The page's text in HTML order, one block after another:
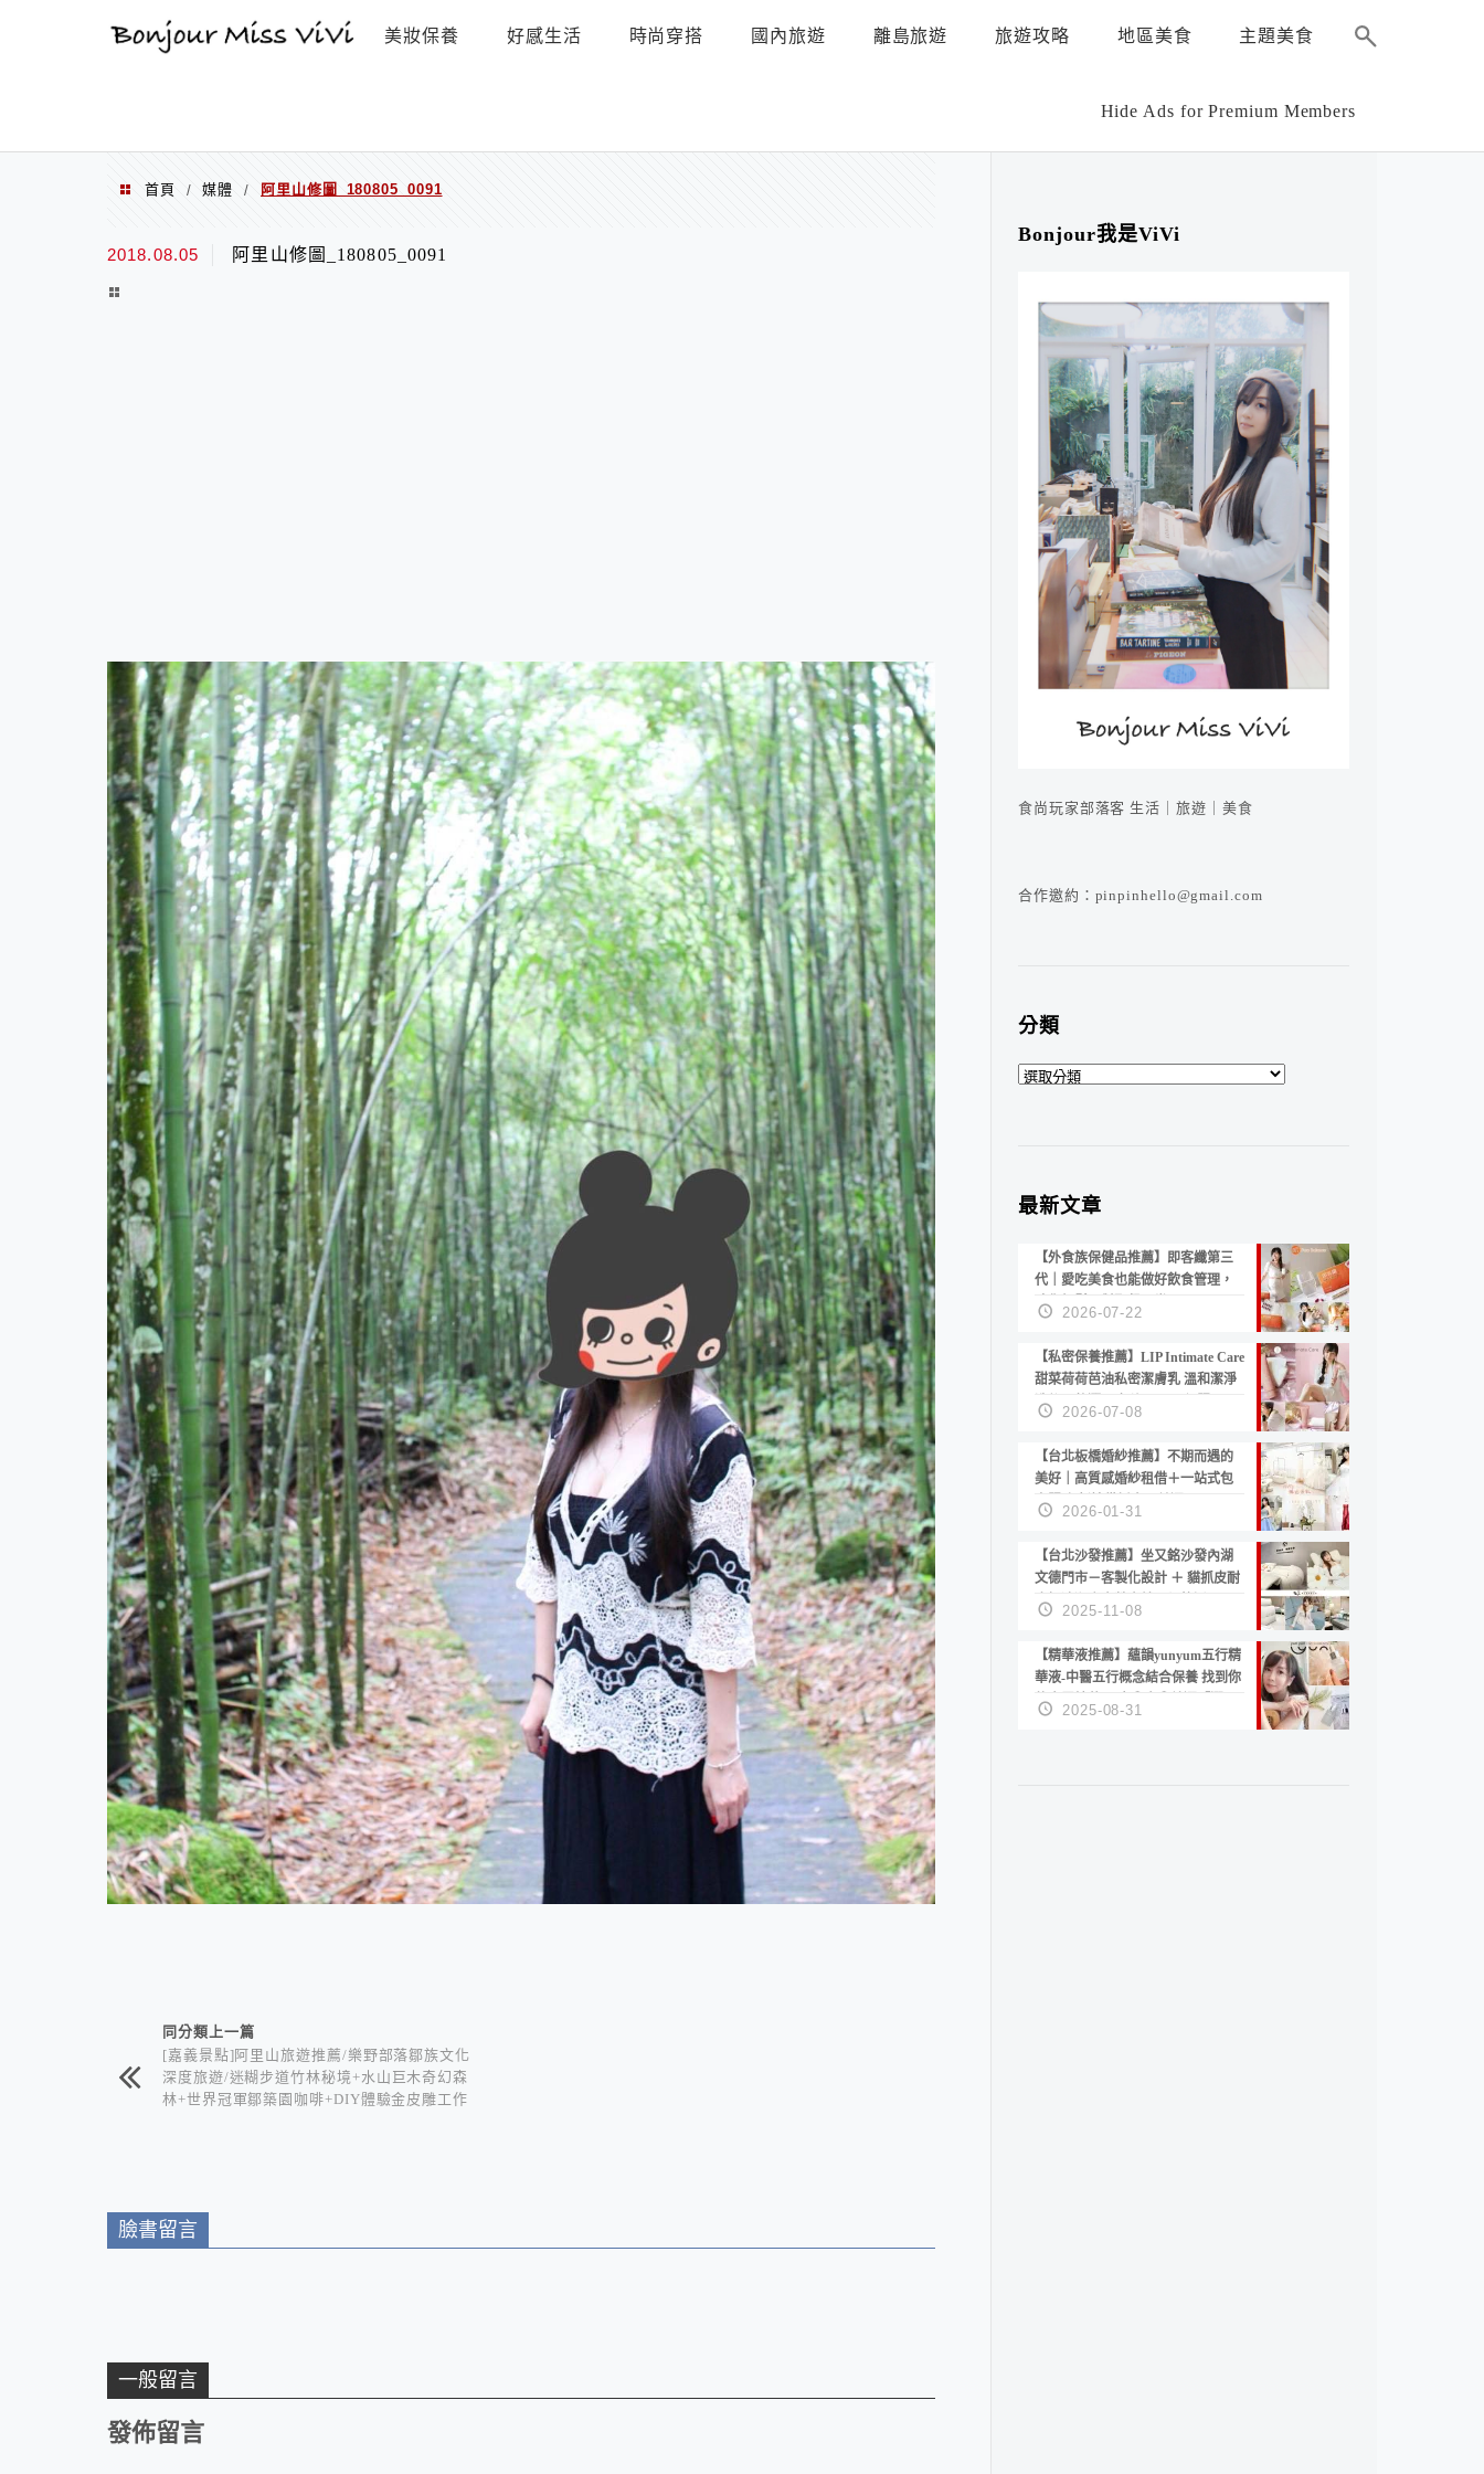
美妝保養 好感生活 時尚穿搭 國內旅遊 離島旅遊 旅遊攻略 地區美食 主題美食
Hide Ads for Premium Members
首頁 / 媒體 / 阿里山修圖_180805_0091
2018.08.05 阿里山修圖_180805_0091
相連文章同分類上一篇
[嘉義景點]阿里山旅遊推薦/樂野部落鄒族文化
深度旅遊/迷糊步道竹林秘境+水山巨木奇幻森
林+世界冠軍鄒築園咖啡+DIY體驗金皮雕工作
臉書留言
一般留言
發佈留言
Bonjour我是ViVi
食尚玩家部落客 生活｜旅遊｜美食
合作邀約：pinpinhello@gmail.com
分類
分
最新文章
【外食族保健品推薦】即客纖第三
代｜愛吃美食也能做好飲食管理，
陪你輕鬆面對聚餐日常！
2026-07-22
【私密保養推薦】LIP Intimate Care
甜菜荷荷芭油私密潔膚乳 溫和潔淨
洗後不乾澀 不起泡反而更舒服！
2026-07-08
【台北板橋婚紗推薦】不期而遇的
美好｜高質感婚紗租借＋一站式包
套服務 新娘備婚省心首選！
2026-01-31
【台北沙發推薦】坐又銘沙發內湖
文德門市－客製化設計 ＋ 貓抓皮耐
磨好清潔｜直營直銷、價格透明
高CP值打造夢想居家風格
2025-11-08
【精華液推薦】蘊韻yunyum五行精
華液-中醫五行概念結合保養 找到你
的專屬精華！ 水㊀土㊀就選「潤・
賦精華」維持肌膚剛剛好的平衡
2025-08-31